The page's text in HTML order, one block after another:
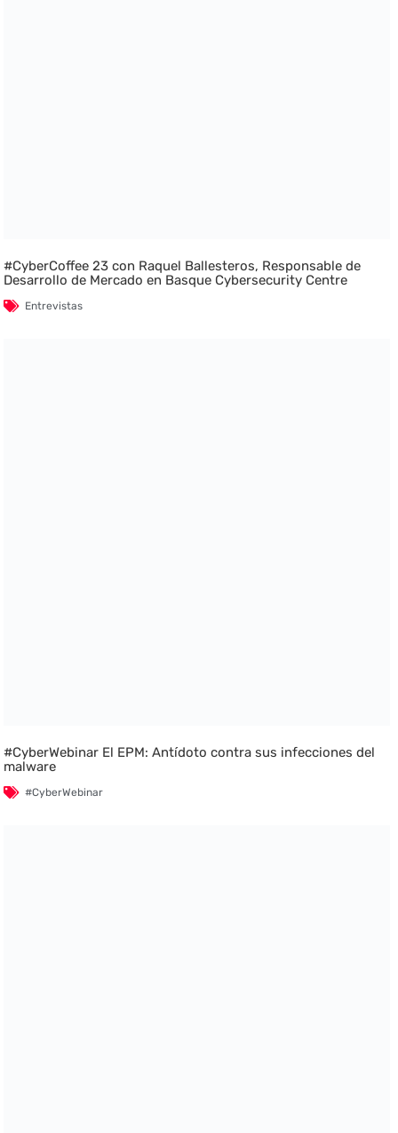
#CyberCoffee 23 con Raquel Ballesteros, Responsable de
Desarrollo de Mercado en Basque Cybersecurity Centre
Entrevistas
#CyberWebinar El EPM: Antídoto contra sus infecciones del
malware
#CyberWebinar